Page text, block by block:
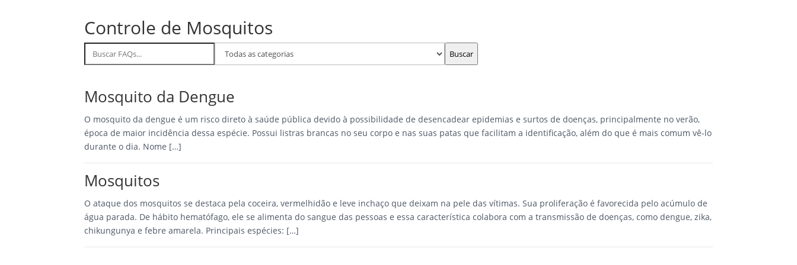
Controle de Mosquitos
Buscar
FAQs
Filtrar
por
Buscar
Mosquito da Dengue
O mosquito da dengue é um risco direto à saúde pública devido à possibilidade de desencadear epidemias e surtos de doenças, principalmente no verão,
época de maior incidência dessa espécie. Possui listras brancas no seu corpo e nas suas patas que facilitam a identificação, além do que é mais comum vê-lo
durante o dia. Nome […]
Mosquitos
O ataque dos mosquitos se destaca pela coceira, vermelhidão e leve inchaço que deixam na pele das vítimas. Sua proliferação é favorecida pelo acúmulo de
água parada. De hábito hematófago, ele se alimenta do sangue das pessoas e essa característica colabora com a transmissão de doenças, como dengue, zika,
chikungunya e febre amarela. Principais espécies: […]